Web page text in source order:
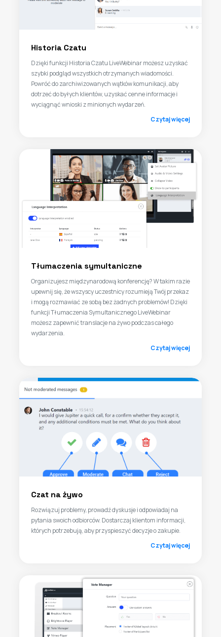
Historia Czatu
Dzięki funkcji Historia Czatu LiveWebinar możesz uzyskać
szybki podgląd wszystkich otrzymanych wiadomości.
Powróć do zarchiwizowanych wątków komunikacji, aby
dotrzeć do byłych klientów, uzyskać cenne informacje i
wyciągnąć wnioski z minionych wydarzeń.
Czytaj więcej
Tłumaczenia symultaniczne
Organizujesz międzynarodową konferencję? W takim razie
upewnij się, że wszyscy uczestnicy rozumieją Twój przekaz
i mogą rozmawiać ze sobą bez żadnych problemów! Dzięki
funkcji Tłumaczenia Symultanicznego LiveWebinar
możesz zapewnić translacje na żywo podczas całego
wydarzenia.
Czytaj więcej
Czat na żywo
Rozwiązuj problemy, prowadź dyskusje i odpowiadaj na
pytania swoich odbiorców. Dostarczaj klientom informacji,
których potrzebują, aby przyspieszyć decyzje o zakupie.
Czytaj więcej